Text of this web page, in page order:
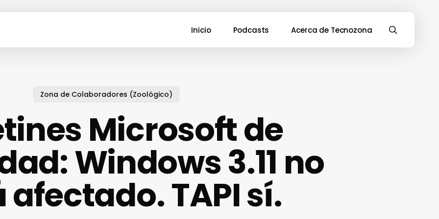
Inicio Podcasts Acerca de Tecnozona
Zona de Colaboradores (Zoológico)
Microsoft de
Windows 3.11 no
afectado. TAPI sí.